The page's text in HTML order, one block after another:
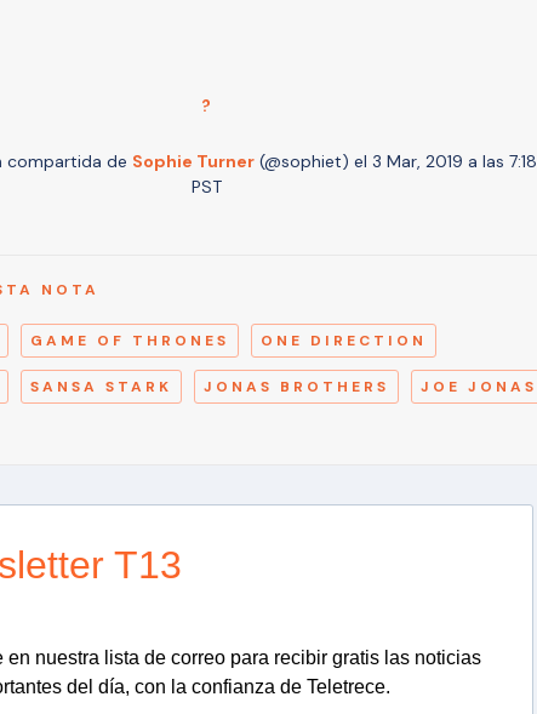
?
compartida de Sophie Turner (@sophiet) el 3 Mar, 2019 a las 7:18
PST
NOTA
GAME OF THRONES ONE DIRECTION
SANSA STARK JONAS BROTHERS JOE JONAS
T13
en nuestra lista de correo para recibir gratis las noticias
del día, con la confianza de Teletrece.